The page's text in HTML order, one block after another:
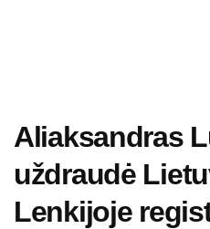
Aliaksandras
uždraudė
Lenkijoje